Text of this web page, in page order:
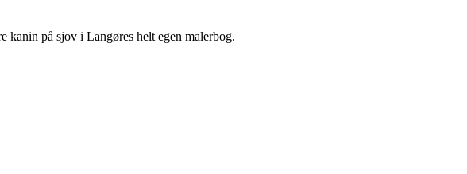
kanin på sjov i Langøres helt egen malerbog.